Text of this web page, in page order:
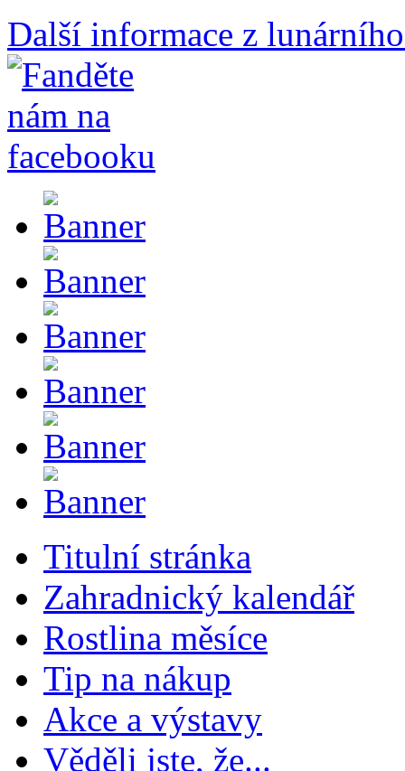
Další informace z
Titulní stránka
Zahradnický kalendář
Rostlina měsíce
Tip na nákup
Akce a výstavy
Věděli jste, že...